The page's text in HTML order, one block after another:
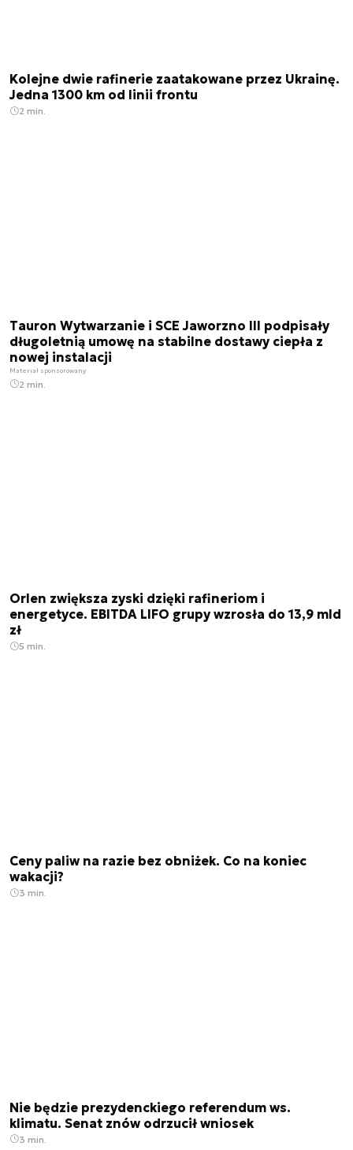
Kolejne dwie rafinerie zaatakowane przez Ukrainę.
Jedna 1300 km od linii frontu
2 min.
Tauron Wytwarzanie i SCE Jaworzno III podpisały
długoletnią umowę na stabilne dostawy ciepła z
nowej instalacji
Materiał sponsorowany
2 min.
Orlen zwiększa zyski dzięki rafineriom i
energetyce. EBITDA LIFO grupy wzrosła do 13,9 mld
zł
5 min.
Ceny paliw na razie bez obniżek. Co na koniec
wakacji?
3 min.
Nie będzie prezydenckiego referendum ws.
klimatu. Senat znów odrzucił wniosek
3 min.